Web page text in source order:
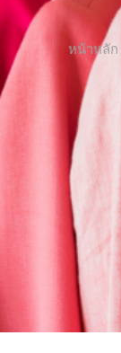
หน้าหลัก